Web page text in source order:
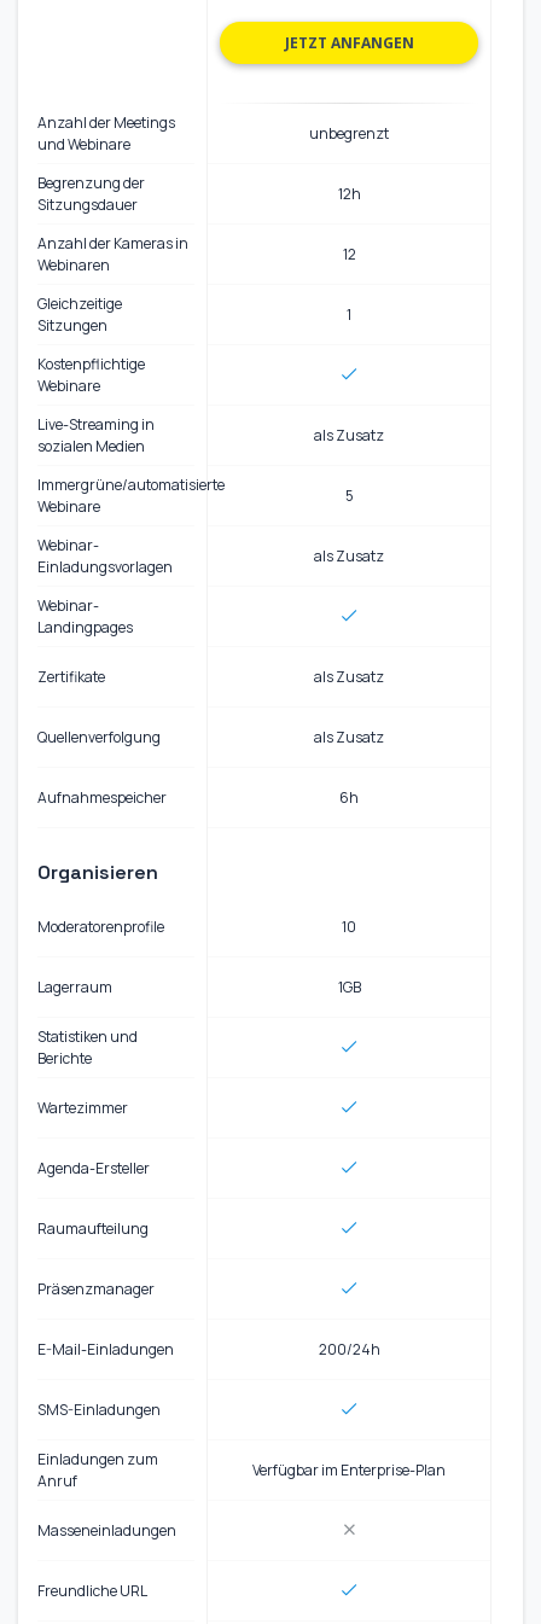
Anzahl der Meetings
und Webinare
Begrenzung der
Sitzungsdauer
Anzahl der Kameras in
Webinaren
Gleichzeitige
Sitzungen
Kostenpflichtige
Webinare
Live-Streaming in
sozialen Medien
Immergrüne/automatisierte
Webinare
Webinar-
Einladungsvorlagen
Webinar-
Landingpages
Zertifikate
Quellenverfolgung
Aufnahmespeicher
Organisieren
Moderatorenprofile
Lagerraum
Statistiken und
Berichte
Wartezimmer
Agenda-Ersteller
Raumaufteilung
Präsenzmanager
E-Mail-Einladungen
SMS-Einladungen
Einladungen zum
Anruf
Masseneinladungen
Freundliche URL
JETZT ANFANGEN
unbegrenzt
12h
12
1
als Zusatz
5
als Zusatz
als Zusatz
als Zusatz
6h
10
1GB
200/24h
Verfügbar im Enterprise-Plan